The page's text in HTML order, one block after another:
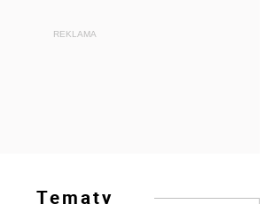
REKLAMA
Tematy